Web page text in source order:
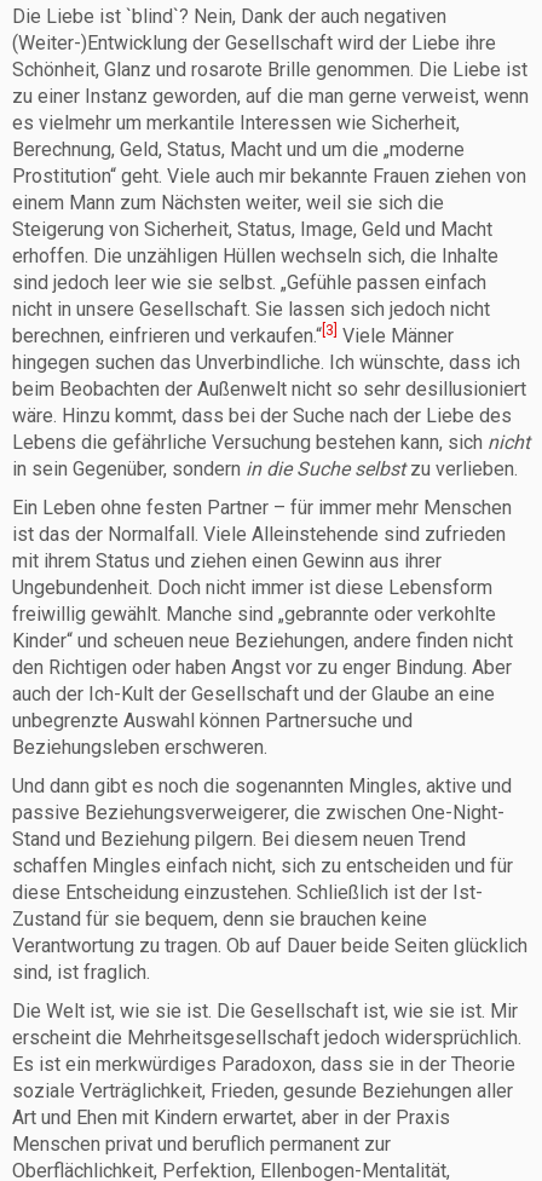
Die Liebe ist `blind`? Nein, Dank der auch negativen
(Weiter-)Entwicklung der Gesellschaft wird der Liebe ihre
Schönheit, Glanz und rosarote Brille genommen. Die Liebe ist
zu einer Instanz geworden, auf die man gerne verweist, wenn
es vielmehr um merkantile Interessen wie Sicherheit,
Berechnung, Geld, Status, Macht und um die „moderne
Prostitution“ geht. Viele auch mir bekannte Frauen ziehen von
einem Mann zum Nächsten weiter, weil sie sich die
Steigerung von Sicherheit, Status, Image, Geld und Macht
erhoffen. Die unzähligen Hüllen wechseln sich, die Inhalte
sind jedoch leer wie sie selbst. „Gefühle passen einfach
nicht in unsere Gesellschaft. Sie lassen sich jedoch nicht
berechnen, einfrieren und verkaufen.“ [3] Viele Männer
hingegen suchen das Unverbindliche. Ich wünschte, dass ich
beim Beobachten der Außenwelt nicht so sehr desillusioniert
wäre. Hinzu kommt, dass bei der Suche nach der Liebe des
Lebens die gefährliche Versuchung bestehen kann, sich nicht
in sein Gegenüber, sondern in die Suche selbstzu verlieben.
Ein Leben ohne festen Partner – für immer mehr Menschen
ist das der Normalfall. Viele Alleinstehende sind zufrieden
mit ihrem Status und ziehen einen Gewinn aus ihrer
Ungebundenheit. Doch nicht immer ist diese Lebensform
freiwillig gewählt. Manche sind „gebrannte oder verkohlte
Kinder“ und scheuen neue Beziehungen, andere finden nicht
den Richtigen oder haben Angst vor zu enger Bindung. Aber
auch der Ich-Kult der Gesellschaft und der Glaube an eine
unbegrenzte Auswahl können Partnersuche und
Beziehungsleben erschweren.
Und dann gibt es noch die sogenannten Mingles, aktive und
passive Beziehungsverweigerer, die zwischen One-Night-
Stand und Beziehung pilgern. Bei diesem neuen Trend
schaffen Mingles einfach nicht, sich zu entscheiden und für
diese Entscheidung einzustehen. Schließlich ist der Ist-
Zustand für sie bequem, denn sie brauchen keine
Verantwortung zu tragen. Ob auf Dauer beide Seiten glücklich
sind, ist fraglich.
Die Welt ist, wie sie ist. Die Gesellschaft ist, wie sie ist. Mir
erscheint die Mehrheitsgesellschaft jedoch widersprüchlich.
Es ist ein merkwürdiges Paradoxon, dass sie in der Theorie
soziale Verträglichkeit, Frieden, gesunde Beziehungen aller
Art und Ehen mit Kindern erwartet, aber in der Praxis
Menschen privat und beruflich permanent zur
Oberflächlichkeit, Perfektion, Ellenbogen-Mentalität,